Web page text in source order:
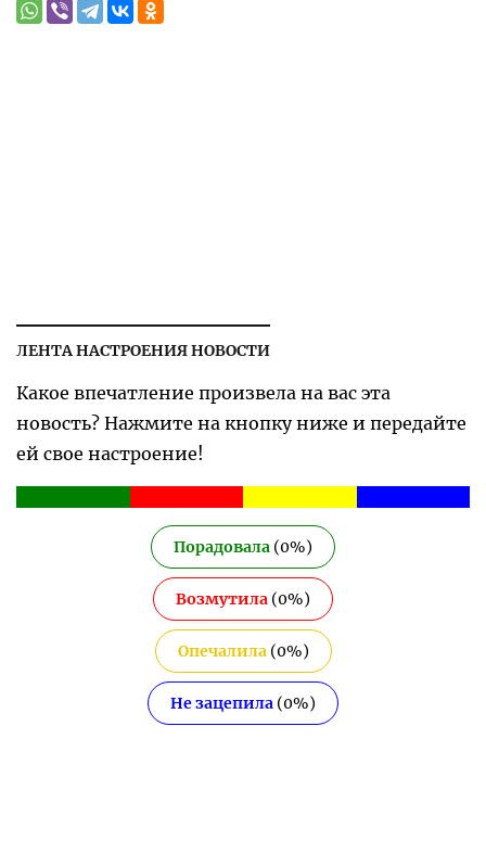
ЛЕНТА НАСТРОЕНИЯ НОВОСТИ
Какое впечатление произвела на вас эта
новость? Нажмите на кнопку ниже и передайте
ей свое настроение!
Порадовала (0%)
Возмутила (0%)
Опечалила(0%)
Не зацепила (0%)